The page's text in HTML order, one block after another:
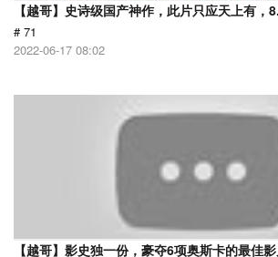
【越哥】史诗级国产神作，此片只应天上有，
# 71
2022-06-17 08:02
【越哥】影史独一份，豪夺6项奥斯卡的最佳